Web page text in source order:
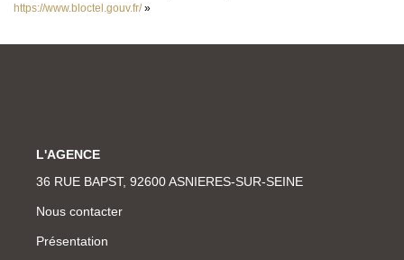
https://www.bloctel.gouv.fr/»
L'AGENCE
36 RUE BAPST, 92600 ASNIERES-SUR-SEINE
Nous contacter
Présentation